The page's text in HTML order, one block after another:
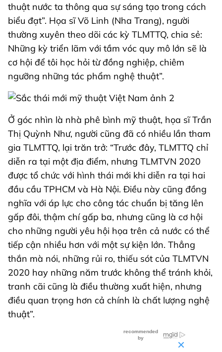
thuật nước ta thông qua sự sáng tạo trong cách
biểu đạt”. Họa sĩ Võ Linh (Nha Trang), người
thường xuyên theo dõi các kỳ TLMTTQ, chia sẻ:
Những kỳ triển lãm với tầm vóc quy mô lớn sẽ là
cơ hội để tôi học hỏi từ đồng nghiệp, chiêm
ngưỡng những tác phẩm nghệ thuật”.
Ở góc nhìn là nhà phê bình mỹ thuật, họa sĩ Trần
Thị Quỳnh Như, người cũng đã có nhiều lần tham
gia TLMTTQ, lại trăn trở: “Trước đây, TLMTTQ chỉ
diễn ra tại một địa điểm, nhưng TLMTVN 2020
được tổ chức với hình thái mới khi diễn ra tại hai
đầu cầu TPHCM và Hà Nội. Điều này cũng đồng
nghĩa với áp lực cho công tác chuẩn bị tăng lên
gấp đôi, thậm chí gấp ba, nhưng cũng là cơ hội
cho những người yêu hội họa trên cả nước có thể
tiếp cận nhiều hơn với một sự kiện lớn. Thẳng
thắn mà nói, những rủi ro, thiếu sót của TLMTVN
2020 hay những năm trước không thể tránh khỏi,
tranh cãi cũng là điều thường xuất hiện, nhưng
điều quan trọng hơn cả chính là chất lượng nghệ
thuật”.